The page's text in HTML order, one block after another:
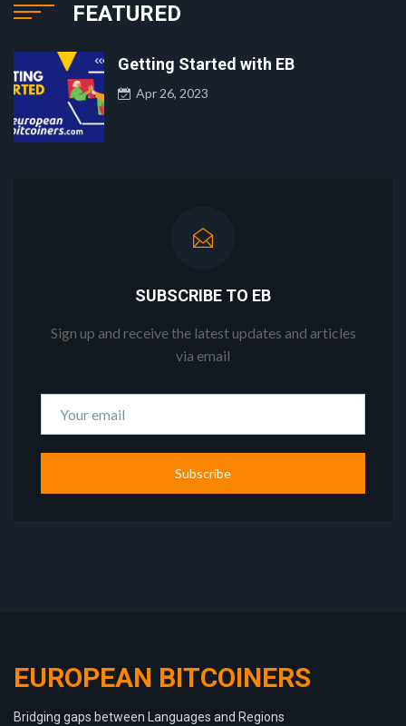
FEATURED
Getting Started with EB
Apr 26, 2023
SUBSCRIBE TO EB
Sign up and receive the latest updates and articles
via email
Subscribe
EUROPEAN BITCOINERS
Bridging gaps between Languages and Regions